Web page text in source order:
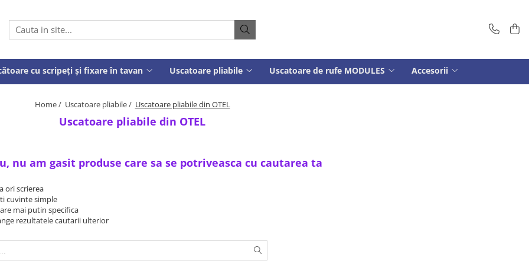
cu scripeți și fixare în tavan Uscatoare pliabile Uscatoare de rufe MODULES Accesorii
Home / Uscatoare pliabile / Uscatoare pliabile din OTEL
Uscatoare pliabile din OTEL
nu am gasit produse care sa se potriveasca cu cautarea ta
ori scrierea
cuvinte simple
mai putin specifica
rezultatele cautarii ulterior